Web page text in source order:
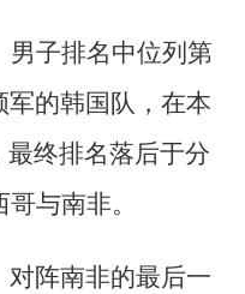
男子排名中位列第
军的韩国队，在本
终排名落后于分
与南非。
对阵南非的最后一